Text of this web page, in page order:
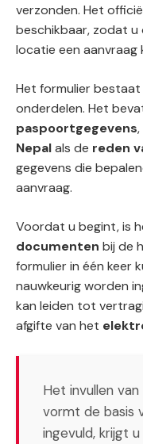
verzonden. Het
beschikbaar, zodat u
locatie een aanvraag
Het formulier
onderdelen. Het
paspoortgegevens,
Nepalals de reden
gegevens die
aanvraag.
Voordat u begint, is
documenten bij de
formulier in één keer
nauwkeurig worden
kan leiden tot
afgifte van het
Het invullen
vormt de basis
ingevuld, krijgt